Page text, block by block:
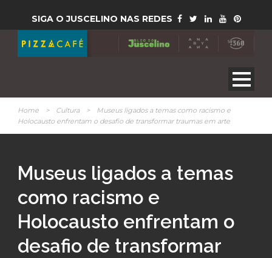
SIGA O JUSCELINO NAS REDES
Home > Cultura >
Museus ligados a temas como racismo e
Holocausto enfrentam o desafio de transformar traumas em arte
Museus ligados a temas
como racismo e
Holocausto enfrentam o
desafio de transformar